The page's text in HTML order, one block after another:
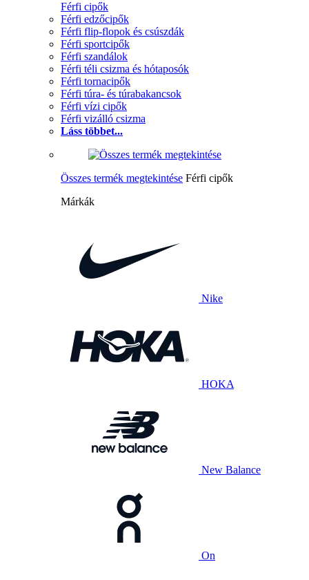
Férfi cipők
Férfi edzőcipők
Férfi flip-flopok és csúszdák
Férfi sportcipők
Férfi szandálok
Férfi téli csizma és hótaposók
Férfi tornacipők
Férfi túra- és túrabakancsok
Férfi vízi cipők
Férfi vizálló csizma
Láss többet...
Összes termék megtekintése Férfi cipők
Márkák
Nike
HOKA
New Balance
On